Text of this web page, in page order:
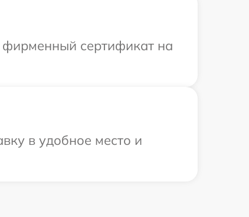
сертификат на
в удобное место и